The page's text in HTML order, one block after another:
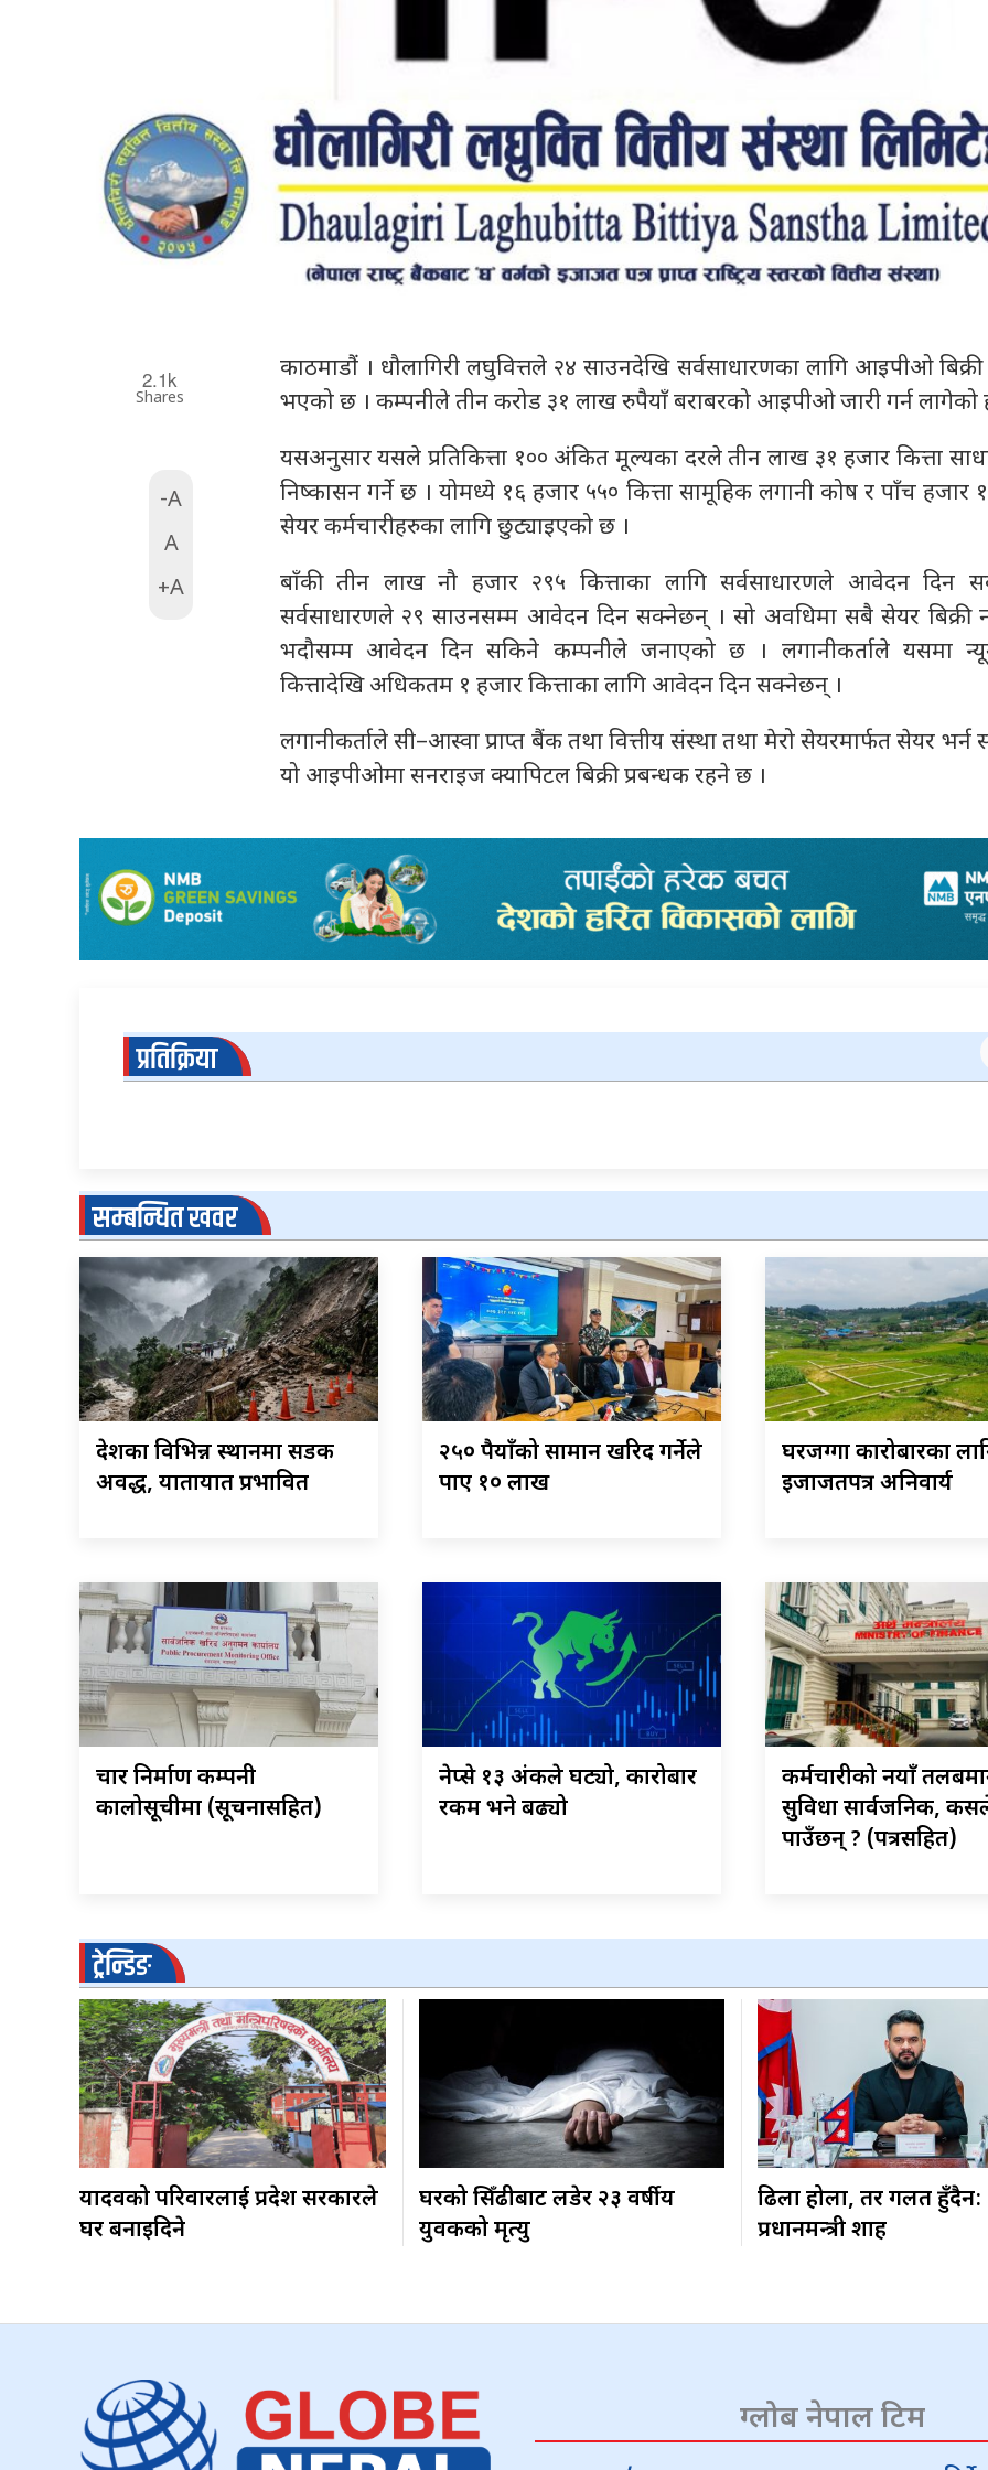
2.1k
Shares
-A
A
+A
काठमाडौं । धौलागिरी लघुवित्तले २४ साउनदेखि सर्वसाधारणका लागि आइपीओ
भएको छ । कम्पनीले तीन करोड ३१ लाख रुपैयाँ बराबरको आइपीओ जारी गर्न लागेको
यसअनुसार यसले प्रतिकित्ता १०० अंकित मूल्यका दरले तीन लाख ३१ हजार कित्ता
निष्कासन गर्ने छ । योमध्ये १६ हजार ५५० कित्ता सामूहिक लगानी कोष र पाँच हजार
सेयर कर्मचारीहरुका लागि छुट्याइएको छ ।
बाँकी तीन लाख नौ हजार २९५ कित्ताका लागि सर्वसाधारणले आवेदन दिन
सर्वसाधारणले २९ साउनसम्म आवेदन दिन सक्नेछन् । सो अवधिमा सबै सेयर बिक्री
भदौसम्म आवेदन दिन सकिने कम्पनीले जनाएको छ । लगानीकर्ताले यसमा
कित्तादेखि अधिकतम १ हजार कित्ताका लागि आवेदन दिन सक्नेछन् ।
लगानीकर्ताले सी–आस्वा प्राप्त बैंक तथा वित्तीय संस्था तथा मेरो सेयरमार्फत सेयर
यो आइपीओमा सनराइज क्यापिटल बिक्री प्रबन्धक रहने छ ।
प्रतिक्रिया
सम्बन्धित खवर
देशका विभिन्न स्थानमा सडक
अवरुद्ध, यातायात प्रभावित
२५० रुपैयाँको सामान खरिद गर्नेले
पाए १० लाख
घरजग्गा कारोबारका
इजाजतपत्र अनिवार्य
चार निर्माण कम्पनी
कालोसूचीमा (सूचनासहित)
नेप्से १३ अंकले घट्यो, कारोबार
रकम भने बढ्यो
कर्मचारीको नयाँ
सुविधा सार्वजनिक,
पाउँछन् ? (पत्रसहित)
ट्रेन्डिङ
यादवको परिवारलाई प्रदेश सरकारले
घर बनाइदिने
घरको सिँढीबाट लडेर २३ वर्षीय
युवकको मृत्यु
ढिला होला, तर गलत हुँदैन:
प्रधानमन्त्री शाह
ग्लोब नेपाल टिम